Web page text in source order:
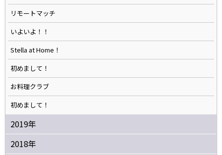
リモートマッチ
いよいよ！！
Stella at Home！
初めまして！
お料理クラブ
初めまして！
2019年
2018年